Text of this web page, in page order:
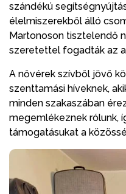
szándékú
élelmiszerekből álló
Martonoson tisztelendő
szeretettel fogadták az
A nővérek szívből jövő
szenttamási híveknek,
minden szakaszában
megemlékeznek rólunk,
támogatásukat a